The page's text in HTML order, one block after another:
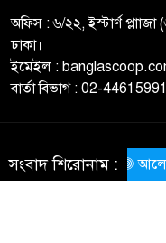
অফিস : ৬/২২, ইস্টার্ণ
ঢাকা।
ইমেইল :
বার্তা বিভাগ : 02-
© All rights
NewsScript
সংবাদ শিরোনাম :​আলেম-